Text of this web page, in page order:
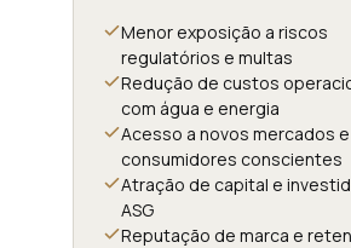
Menor exposição a riscos
regulatórios e multas
Redução de custos
com água e energia
Acesso a novos mercados e
consumidores conscientes
Atração de capital e
ASG
Reputação de marca e